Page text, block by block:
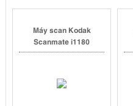
Máy scan Kodak
Scanmate i1180